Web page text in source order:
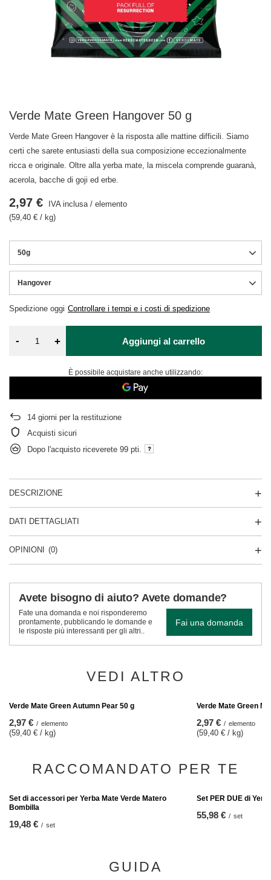
Verde Mate Green Hangover 50 g
Verde Mate Green Hangover è la risposta alle mattine difficili. Siamo
certi che sarete entusiasti della sua composizione eccezionalmente
ricca e originale. Oltre alla yerba mate, la miscela comprende guaranà,
acerola, bacche di goji ed erbe.
50g
Hangover
Spedizione oggi Controllare i tempi e i costi di spedizione
2,97 € IVA inclusa/ elemento
(59,40 € / kg)
- + Aggiungi al carrello
È possibile acquistare anche utilizzando:
14 giorni per la restituzione
Acquisti sicuri
Dopo l'acquisto riceverete 99 pti.
DESCRIZIONE
DATI DETTAGLIATI
OPINIONI (0)
Avete bisogno di aiuto? Avete domande?
Fate una domanda e noi risponderemo
prontamente, pubblicando le domande e
le risposte più interessanti per gli altri..
Fai una domanda
VEDI ALTRO
Verde Mate Green Autumn Pear 50 g
Verde Mate Green
2,97 € / elemento
(59,40 € / kg)